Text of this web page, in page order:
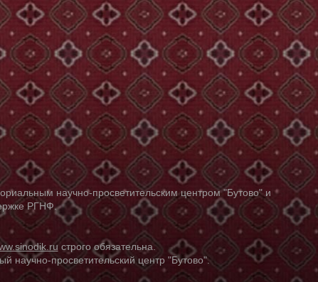
научно-просветительским центром "Бутово" и
РГНФ.
строго обязательна.
просветительский центр "Бутово".